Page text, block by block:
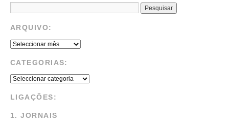
ARQUIVO:
CATEGORIAS:
LIGAÇÕES:
1. JORNAIS